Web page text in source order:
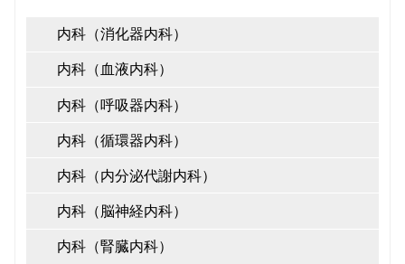
内科（消化器内科）
内科（血液内科）
内科（呼吸器内科）
内科（循環器内科）
内科（内分泌代謝内科）
内科（脳神経内科）
内科（腎臓内科）